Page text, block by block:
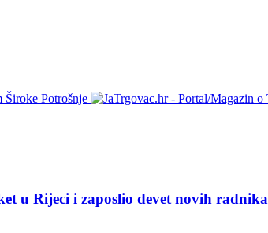
u Rijeci i zaposlio devet novih radnika